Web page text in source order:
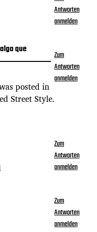
Antworten
anmelden
que
posted in
Street Style.
Zum
Antworten
anmelden
Zum
Antworten
anmelden
Zum
Antworten
anmelden